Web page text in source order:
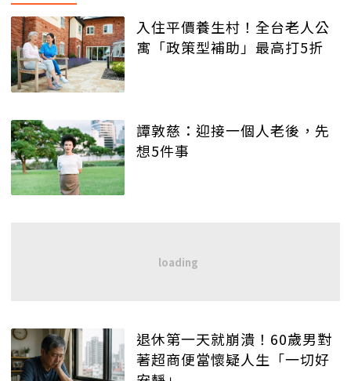
入住平價養生村！全台老人公
寓「政策型補助」最高打5折
譚敦慈：迎接一個人老後，先
想5件事
退休第一天就崩潰！60歲男對
著超商便當懷疑人生「一切好